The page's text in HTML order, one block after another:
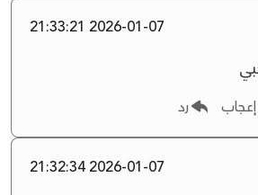
2026-01-07 21:33:21
إعجاب رد
2026-01-07 21:32:34